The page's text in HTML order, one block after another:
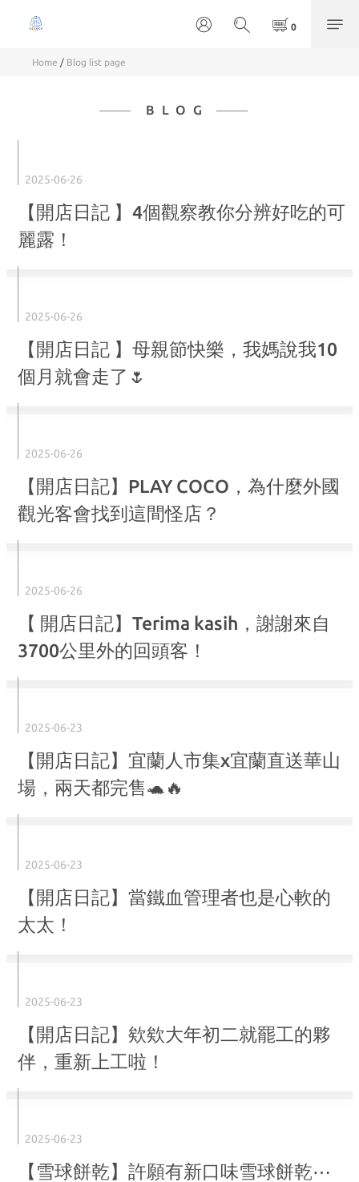
Home / Blog list page
BLOG
2025-06-26
【開店日記 】4個觀察教你分辨好吃的可
麗露！
2025-06-26
【開店日記 】母親節快樂，我媽說我10
個月就會走了🌷
2025-06-26
【開店日記】PLAY COCO，為什麼外國
觀光客會找到這間怪店？
2025-06-26
【 開店日記】Terima kasih，謝謝來自
3700公里外的回頭客！
2025-06-23
【開店日記】宜蘭人市集x宜蘭直送華山
場，兩天都完售🐢🔥
2025-06-23
【開店日記】當鐵血管理者也是心軟的
太太！
2025-06-23
【開店日記】欸欸大年初二就罷工的夥
伴，重新上工啦！
2025-06-23
【雪球餅乾】許願有新口味雪球餅乾⋯